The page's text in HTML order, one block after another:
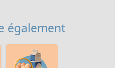
également